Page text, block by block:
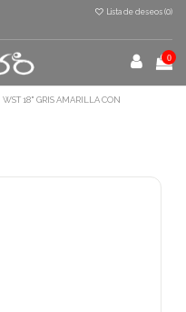
Lista de deseos (0)
0
WST 18" GRIS AMARILLA CON